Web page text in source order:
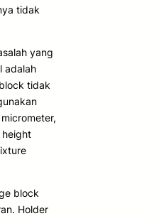
tidak
yang
adalah
tidak
height
block
Holder